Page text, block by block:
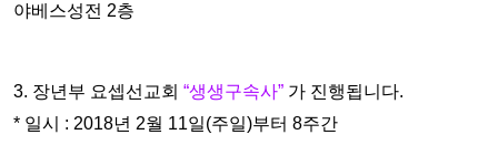
야베스성전 2층
3. 장년부 요셉선교회 “생생구속사” 가 진행됩니다.
* 일시 : 2018년 2월 11일(주일)부터 8주간